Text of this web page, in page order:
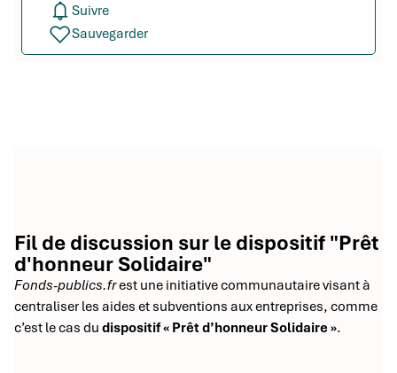
Suivre
Sauvegarder
Fil de discussion sur le dispositif "Prêt
d'honneur Solidaire"
Fonds-publics.frest une initiative communautaire visant à
centraliser les aides et subventions aux entreprises, comme
c’est le cas du dispositif « Prêt d’honneur Solidaire ».